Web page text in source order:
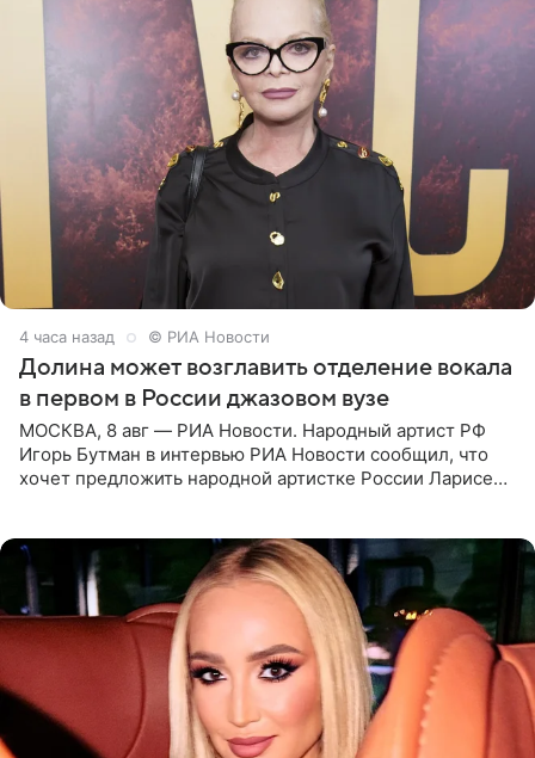
4 часа назад © РИА Новости
Долина может возглавить отделение вокала
в первом в России джазовом вузе
МОСКВА, 8 авг — РИА Новости. Народный артист РФ
Игорь Бутман в интервью РИА Новости сообщил, что
хочет предложить народной артистке России Ларисе